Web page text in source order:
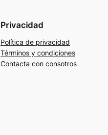
Privacidad
Política de privacidad
Términos y condiciones
Contacta con consotros